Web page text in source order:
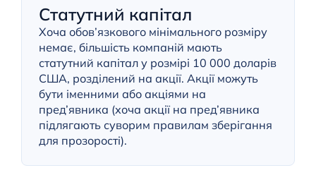
Статутний капітал
Хоча обов’язкового мінімального розміру
немає, більшість компаній мають
статутний капітал у розмірі 10 000 доларів
США, розділений на акції. Акції можуть
бути іменними або акціями на
пред’явника (хоча акції на пред’явника
підлягають суворим правилам зберігання
для прозорості).